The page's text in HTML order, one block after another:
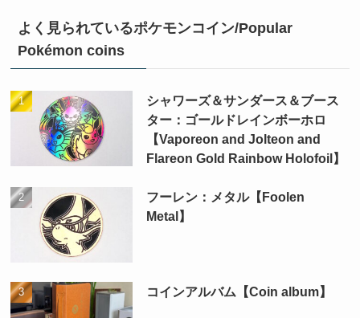
よく見られているポケモンコイン/Popular
Pokémon coins
シャワーズ＆サンダース＆ブース
ター：ゴールドレインボーホロ
【Vaporeon and Jolteon and
Flareon Gold Rainbow Holofoil】
フーレン：メタル【Foolen
Metal】
コインアルバム【Coin album】